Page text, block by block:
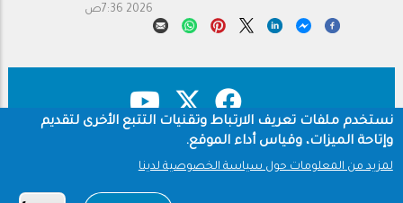
2026 7:36ص
Footer
نستخدم ملفات تعريف الارتباط وتقنيات التتبع الأخرى لتقديم
وإتاحة الميزات، وقياس أداء الموقع.
لمزيد من المعلومات حول سياسة الخصوصية لدينا